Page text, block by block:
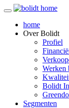
home
OverBolidt
Profiel
Bolidt
Segmenten